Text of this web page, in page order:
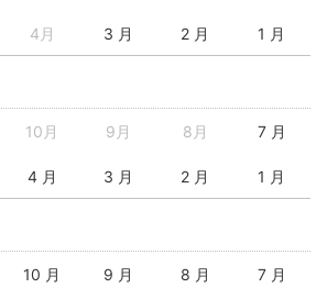
4月 3 月 2 月 1 月
10月 9月 8月 7 月
4 月 3 月 2 月 1 月
10 月 9 月 8 月 7 月